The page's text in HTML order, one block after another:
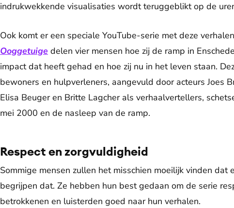
indrukwekkende visualisaties wordt teruggeblikt op de
Ook komt er een speciale YouTube-serie met deze
Ooggetuige delen vier mensen hoe zij de ramp in
impact dat heeft gehad en hoe zij nu in het leven staan.
bewoners en hulpverleners, aangevuld door acteurs Joes
Elisa Beuger en Britte Lagcher als verhaalvertellers,
mei 2000 en de nasleep van de ramp.
Respect en zorgvuldigheid
Sommige mensen zullen het misschien moeilijk vinden dat
begrijpen dat. Ze hebben hun best gedaan om de serie
betrokkenen en luisterden goed naar hun verhalen.